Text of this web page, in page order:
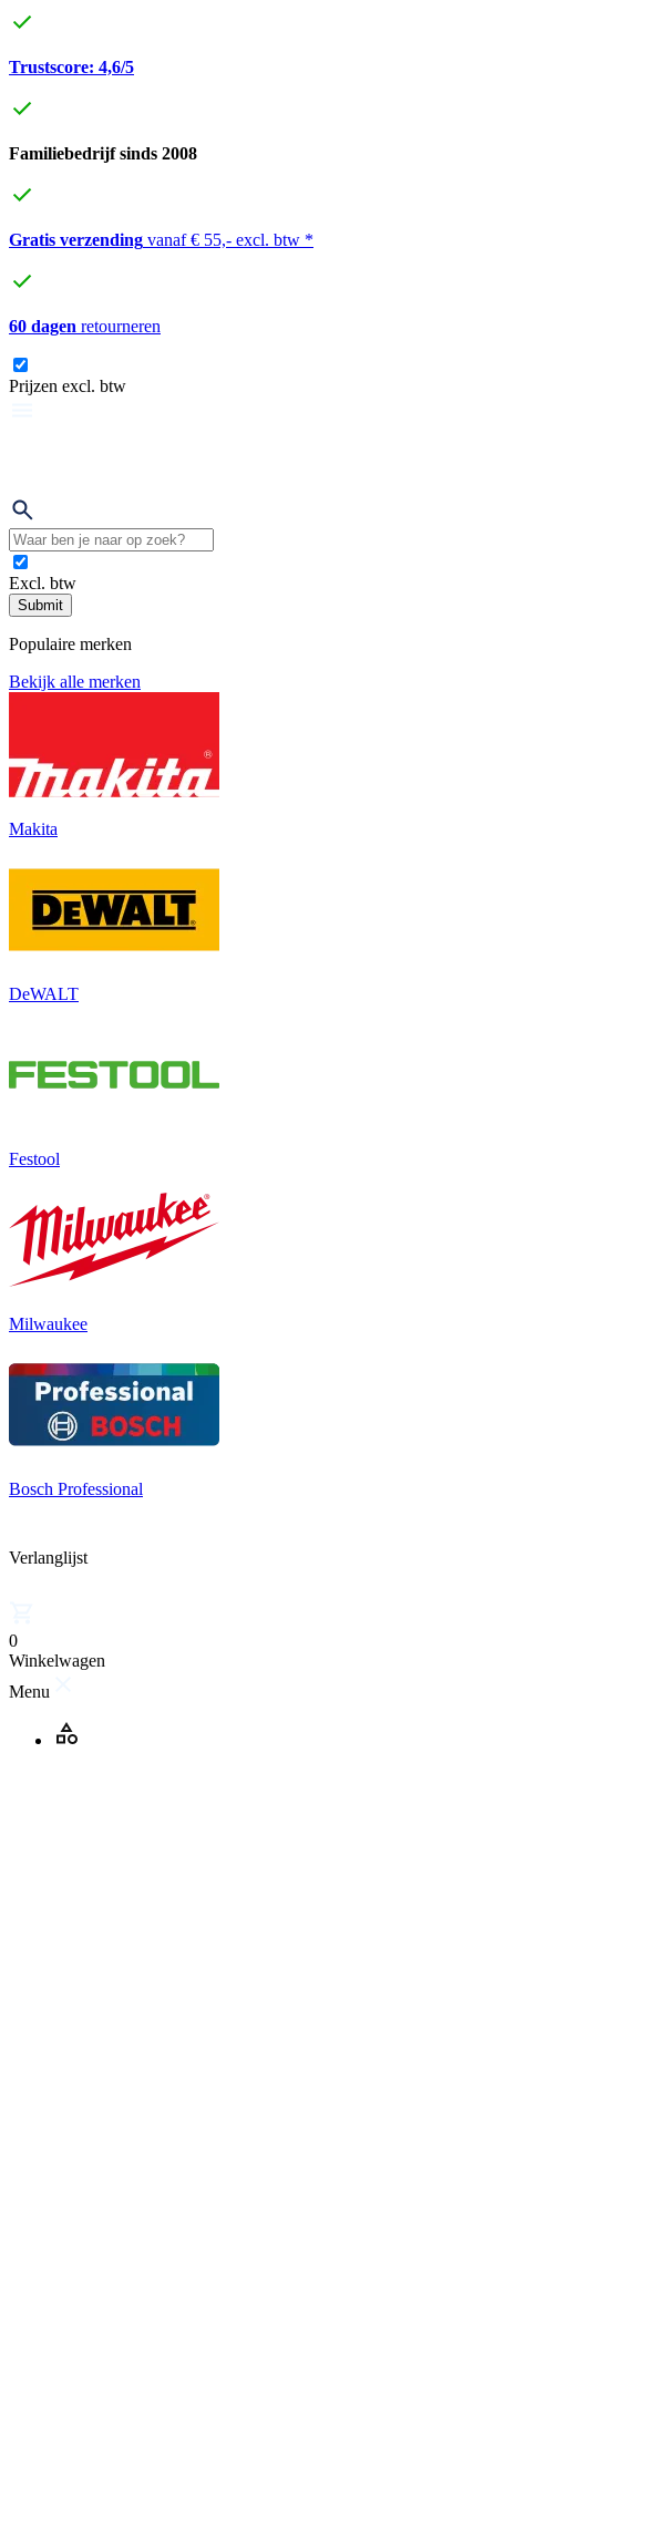
Trustscore: 4,6/5
Familiebedrijf sinds 2008
Gratis verzending vanaf € 55,- excl. btw *
60 dagen retourneren
Prijzen excl. btw
Excl. btw
Submit
Populaire merken
Bekijk alle merken
Makita
DeWALT
Festool
Milwaukee
Bosch Professional
Verlanglijst
0
Winkelwagen
Menu